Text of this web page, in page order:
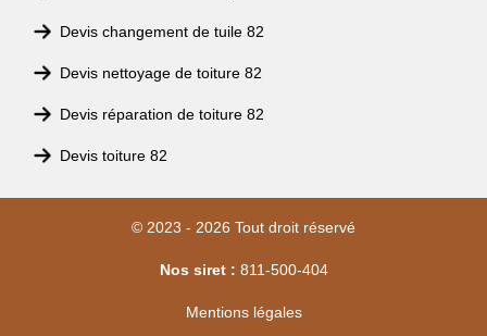
Devis changement de tuile 82
Devis nettoyage de toiture 82
Devis réparation de toiture 82
Devis toiture 82
© 2023 - 2026 Tout droit réservé
Nos siret : 811-500-404
Mentions légales